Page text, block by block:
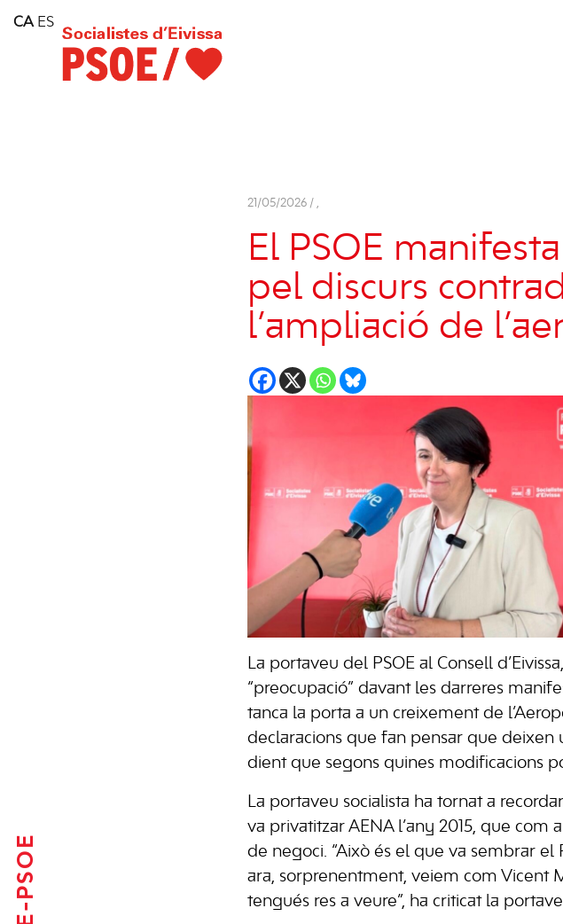
Consell Insular d'Eivissa
Services
FSE-PSOE
21/05/2026 / ,
El PSOE
pel discurs
l’ampliació de
La portaveu del PSOE al Consell
“preocupació” davant les darreres
tanca la porta a un creixement de
declaracions que fan pensar que deixen
dient que segons quines modificacions
La portaveu socialista ha tornat a
va privatitzar AENA l’any 2015, que
de negoci. “Això és el que va sembrar el
ara, sorprenentment, veiem com Vicent
tengués res a veure”, ha criticat la
CA ES